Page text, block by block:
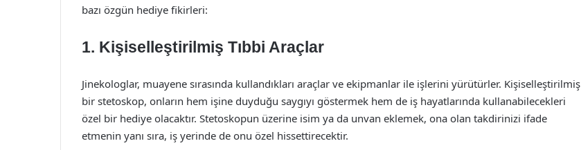
bazı özgün hediye fikirleri:
1. Kişiselleştirilmiş Tıbbi Araçlar
Jinekologlar, muayene sırasında kullandıkları araçlar ve ekipmanlar ile işlerini yürütürler. Kişiselleştirilmiş
bir stetoskop, onların hem işine duyduğu saygıyı göstermek hem de iş hayatlarında kullanabilecekleri
özel bir hediye olacaktır. Stetoskopun üzerine isim ya da unvan eklemek, ona olan takdirinizi ifade
etmenin yanı sıra, iş yerinde de onu özel hissettirecektir.